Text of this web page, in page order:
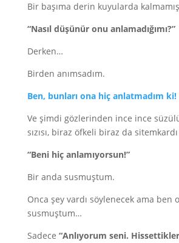
Bir başıma derin kuyularda
“Nasıl düşünür onu anlamadığımı?”
Derken…
Birden anımsadım.
Ben, bunları ona hiç anlatmadım ki!
Ve şimdi gözlerinden ince ince
sızısı, biraz öfkeli biraz da
“Beni hiç anlamıyorsun!”
Bir anda susmuştum.
Onca şey vardı söylenecek ama ben
susmuştum…
Sadece “Anlıyorum seni.